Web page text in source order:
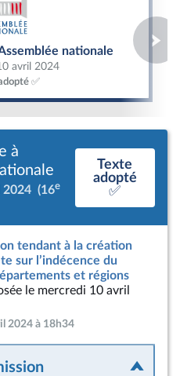
nationale
avril 2024
✅
à
2024 (16e
Texte
adopté
✅
tendant à la création
sur l’indécence du
et régions
le mercredi 10 avril
2024 à 18h34